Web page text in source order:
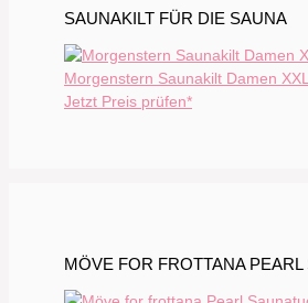
SAUNAKILT FÜR DIE SAUNA
Morgenstern Saunakilt Damen
Jetzt Preis prüfen*
MÖVE FOR FROTTANA